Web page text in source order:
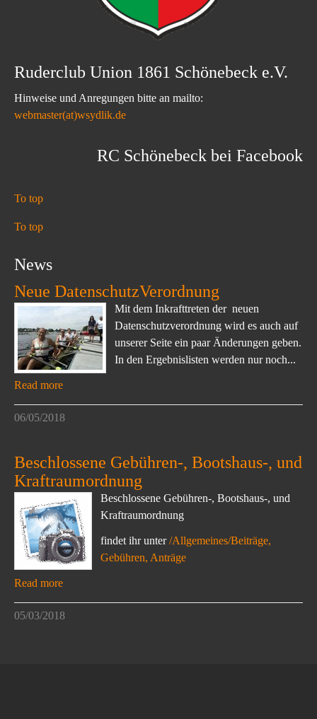
Ruderclub Union 1861 Schönebeck e.V.
Hinweise und Anregungen bitte an mailto:
webmaster(at)wsydlik.de
RC Schönebeck bei Facebook
To top
To top
News
Neue DatenschutzVerordnung
Mit dem Inkrafttreten der neuen
Datenschutzverordnung wird es auch auf
unserer Seite ein paar Änderungen geben.
In den Ergebnislisten werden nur noch...
Read more
06/05/2018
Beschlossene Gebühren-, Bootshaus-, und
Kraftraumordnung
Beschlossene Gebühren-, Bootshaus-, und
Kraftraumordnung
findet ihr unter/Allgemeines/Beiträge,
Gebühren, Anträge
Read more
05/03/2018